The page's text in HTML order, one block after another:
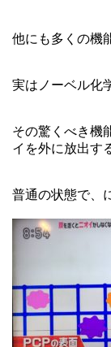
他にも多くの機
実はノーベル化
その驚くべき機
イを外に放出す
普通の状態で、